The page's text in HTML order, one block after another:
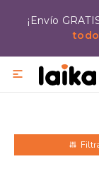
¡Envío
